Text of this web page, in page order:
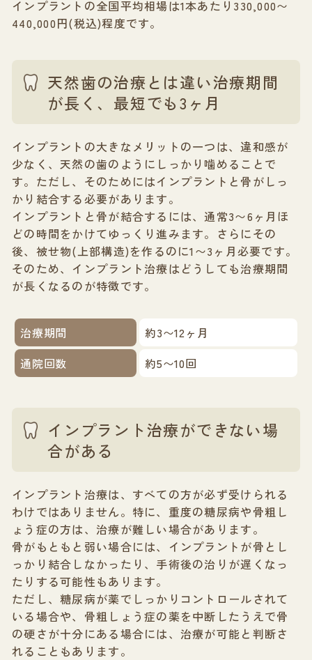
インプラントの全国平均相場は1本あたり330,000〜
440,000円(税込)程度です。
天然歯の治療とは違い治療期間
が長く、最短でも3ヶ月
インプラントの大きなメリットの一つは、違和感が
少なく、天然の歯のようにしっかり噛めることで
す。ただし、そのためにはインプラントと骨がしっ
かり結合する必要があります。
インプラントと骨が結合するには、通常3〜6ヶ月ほ
どの時間をかけてゆっくり進みます。さらにその
後、被せ物(上部構造)を作るのに1〜3ヶ月必要です。
そのため、インプラント治療はどうしても治療期間
が長くなるのが特徴です。
治療期間
約3〜12ヶ月
通院回数
約5〜10回
インプラント治療ができない場
合がある
インプラント治療は、すべての方が必ず受けられる
わけではありません。特に、重度の糖尿病や骨粗し
ょう症の方は、治療が難しい場合があります。
骨がもともと弱い場合には、インプラントが骨とし
っかり結合しなかったり、手術後の治りが遅くなっ
たりする可能性もあります。
ただし、糖尿病が薬でしっかりコントロールされて
いる場合や、骨粗しょう症の薬を中断したうえで骨
の硬さが十分にある場合には、治療が可能と判断さ
れることもあります。